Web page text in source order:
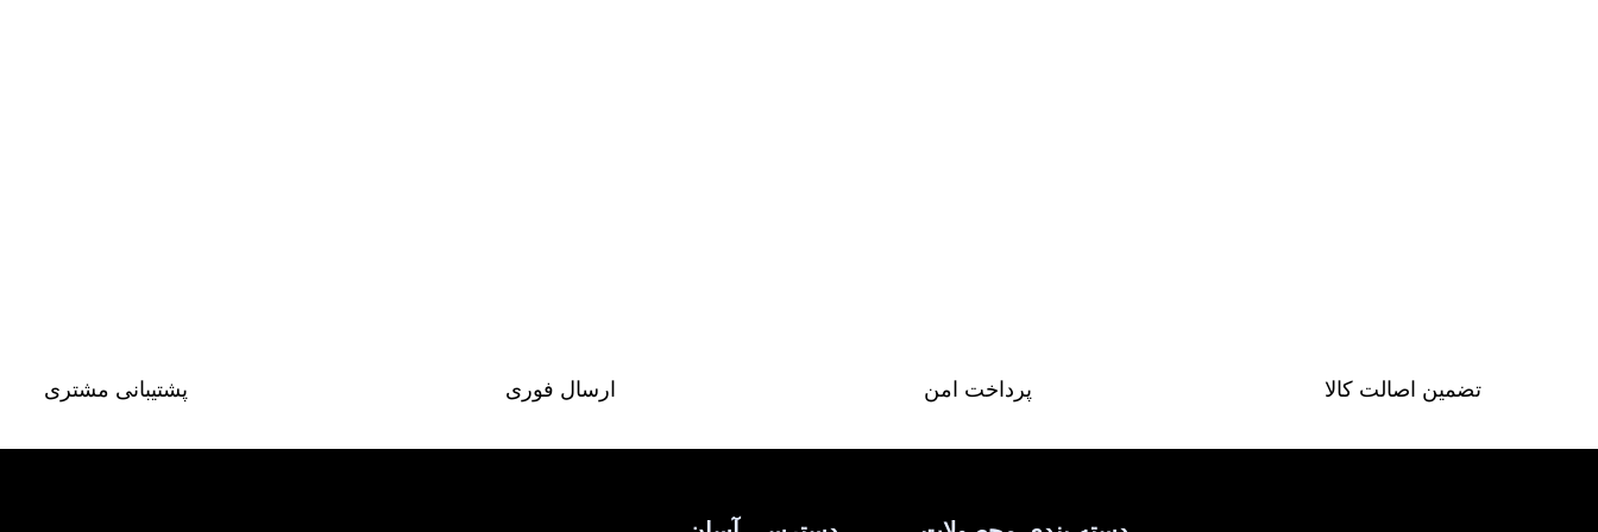
تضمین اصالت کالا پرداخت امن ارسال فوری پشتیبانی مشتری